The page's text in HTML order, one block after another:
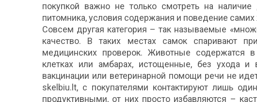
покупкой важно не только смотреть на
питомника, условия содержания и поведение
Совсем другая категория – так называемые
качество. В таких местах самок спаривают
медицинских проверок. Животные содержатся
клетках или амбарах, истощенные, без ухода и
вакцинации или ветеринарной помощи речи не
skelbiu.lt, с покупателями контактируют лишь
продуктивными, от них просто избавляются –